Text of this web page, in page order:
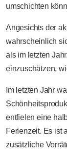
umschichten
Angesichts der
wahrscheinlich
als im letzten
einzuschätzen,
Im letzten Jahr
entfielen eine
Ferienzeit. Es ist
zusätzliche